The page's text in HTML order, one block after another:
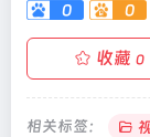
0 0
收藏 0
相关标签：